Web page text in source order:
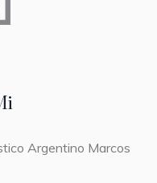
Argentino Marcos